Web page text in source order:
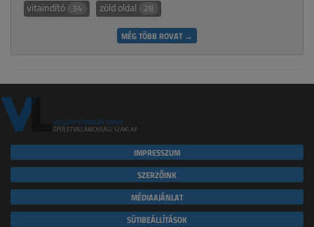
vitaindító 34 zöld oldal 28
MÉG TÖBB ROVAT →
IMPRESSZUM
SZERZŐINK
MÉDIAAJÁNLAT
SÜTIBEÁLLÍTÁSOK